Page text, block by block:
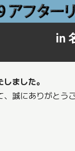
ました。
誠にありがとう